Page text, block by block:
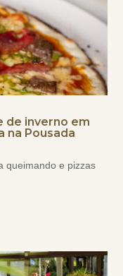
de inverno em
na Pousada
queimando e pizzas